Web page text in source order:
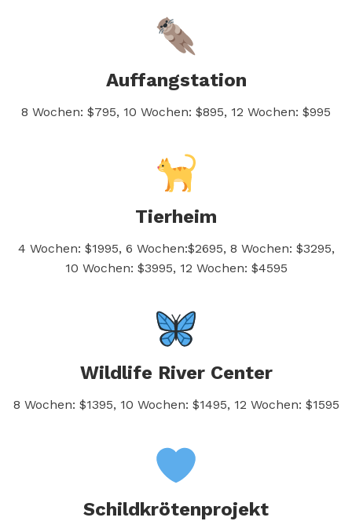
Auffangstation
8 Wochen: $795, 10 Wochen: $895, 12 Wochen: $995
Tierheim
4 Wochen: $1995, 6 Wochen:$2695, 8 Wochen: $3295,
10 Wochen: $3995, 12 Wochen: $4595
Wildlife River Center
8 Wochen: $1395, 10 Wochen: $1495, 12 Wochen: $1595
Schildkrötenprojekt